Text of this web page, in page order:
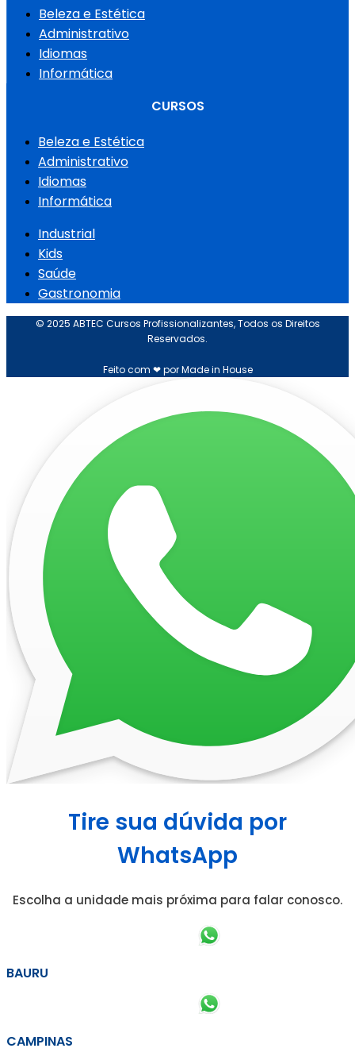
Beleza e Estética
Administrativo
Idiomas
Informática
CURSOS
Beleza e Estética
Administrativo
Idiomas
Informática
Industrial
Kids
Saúde
Gastronomia
© 2025 ABTEC Cursos Profissionalizantes, Todos os Direitos
Reservados.
Feito com ❤ por Made in House
Tire sua dúvida por
WhatsApp
Escolha a unidade mais próxima para falar conosco.
BAURU
CAMPINAS